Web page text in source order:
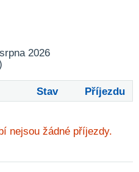
2026
Stav Příjezdu
nejsou žádné příjezdy.